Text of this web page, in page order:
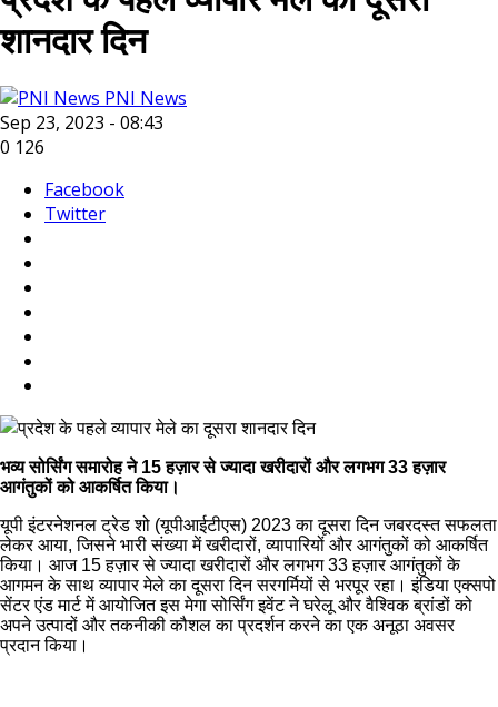
शानदार दिन
PNI News
Sep 23, 2023 - 08:43
0 126
Facebook
Twitter
भव्य सोर्सिंग समारोह ने 15 हज़ार से ज्यादा खरीदारों और लगभग 33 हज़ार
आगंतुकों को आकर्षित किया।
यूपी इंटरनेशनल ट्रेड शो (यूपीआईटीएस) 2023 का दूसरा दिन जबरदस्त सफलता
लेकर आया, जिसने भारी संख्या में खरीदारों, व्यापारियों और आगंतुकों को आकर्षित
किया। आज 15 हज़ार से ज्यादा खरीदारों और लगभग 33 हज़ार आगंतुकों के
आगमन के साथ व्यापार मेले का दूसरा दिन सरगर्मियों से भरपूर रहा। इंडिया एक्सपो
सेंटर एंड मार्ट में आयोजित इस मेगा सोर्सिंग इवेंट ने घरेलू और वैश्विक ब्रांडों को
अपने उत्पादों और तकनीकी कौशल का प्रदर्शन करने का एक अनूठा अवसर
प्रदान किया।